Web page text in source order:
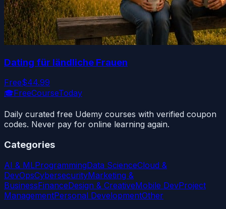
Dating für ländliche Frauen
Free$44.99
🎓FreeCourseToday
Daily curated free Udemy courses with verified coupon
codes. Never pay for online learning again.
Categories
AI & MLProgrammingData ScienceCloud &
DevOpsCybersecurityMarketing &
BusinessFinanceDesign & CreativeMobile DevProject
ManagementPersonal DevelopmentOther